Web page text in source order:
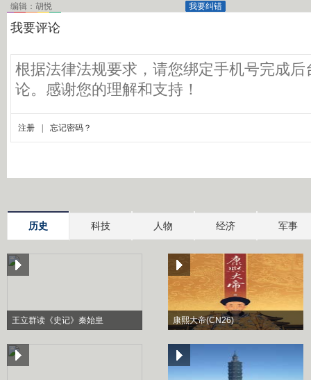
我要纠错
编辑：胡悦
历史 科技 人物 经济 军事
王立群读《史记》秦始皇 康熙大帝(CN26)